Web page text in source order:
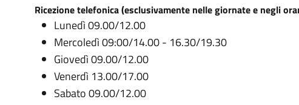
Ricezione telefonica (esclusivamente nelle giornate e negli
Lunedì 09.00/12.00
Mercoledì 09:00/14.00 - 16.30/19.30
Giovedì 09.00/12.00
Venerdì 13.00/17.00
Sabato 09.00/12.00